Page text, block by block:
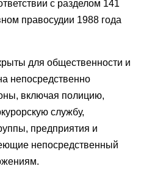
с разделом 141
правосудии 1988 года
для общественности и
непосредственно
включая полицию,
службу,
предприятия и
непосредственный